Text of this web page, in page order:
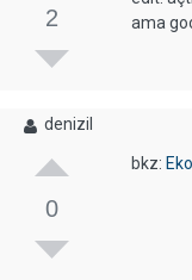
2
ama
denizil
0
bkz: